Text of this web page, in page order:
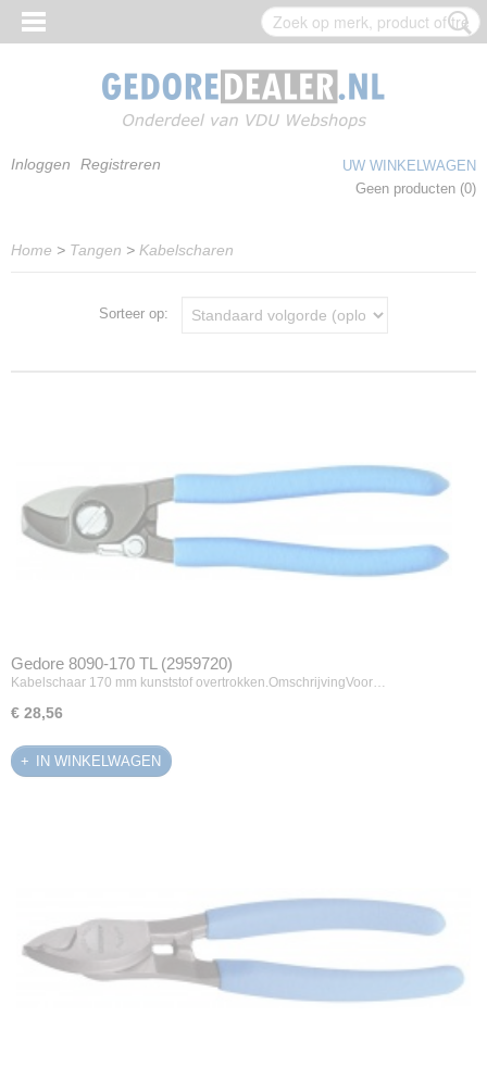
Inloggen Registreren
UW WINKELWAGEN
Geen producten (0)
Home > Tangen > Kabelscharen
Sorteer op:
Gedore 8090-170 TL (2959720)
Kabelschaar 170 mm kunststof overtrokken.OmschrijvingVoor…
€ 28,56
IN WINKELWAGEN